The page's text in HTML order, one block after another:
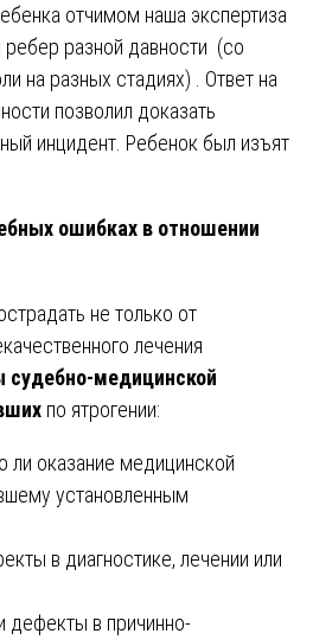
отчимом наша экспертиза
разной давности (со
на разных стадиях) . Ответ на
позволил доказать
инцидент. Ребенок был изъят
ошибках в отношении
не только от
лечения
судебно-медицинской
по ятрогении:
ли оказание медицинской
установленным
в диагностике, лечении или
дефекты в причинно-